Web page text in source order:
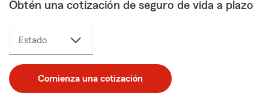
Obtén una cotización de seguro de vida a plazo
Estado
Comienza una cotización